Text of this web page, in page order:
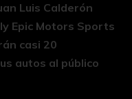
Luis Calderón
Epic Motors Sports
casi 20
autos al público